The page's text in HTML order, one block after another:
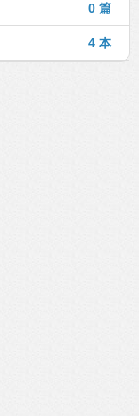
0 篇
4 本